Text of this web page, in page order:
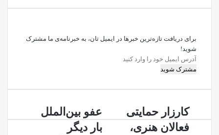
برای دریافت تازه‌ترین خبرها در ایمیل تان، به خبرنامه‌ی ما مشترک
شوید!
آدرس
ایمیل
را
کنید
عفو
بین‌الملل
بار
عفو بین‌الملل
بار دیگر
کارزار
حمایتی
فعالان
کارزار حمایتی
فعالان هنری،